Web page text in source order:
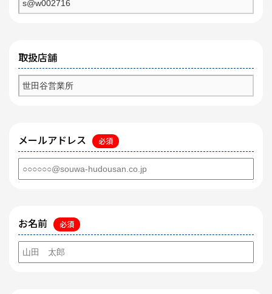
取扱店舗
メールアドレス 必須
お名前 必須